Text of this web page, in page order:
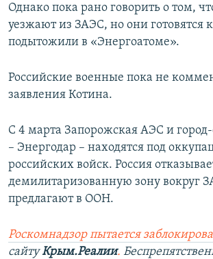
Однако пока рано говорить о том,
уезжают из ЗАЭС, но они готовятся
подытожили в «Энергоатоме».
Российские военные пока не
заявления Котина.
С 4 марта Запорожская АЭС и
– Энергодар – находятся под
российских войск. Россия
демилитаризованную зону вокруг
предлагают в ООН.
Роскомнадзор пытается
сайтуКрым.Реалии.